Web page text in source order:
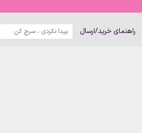
راهنمای خرید/ارسال
جستجو
برای: